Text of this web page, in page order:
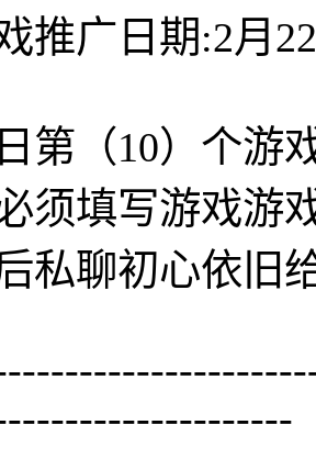
推广日期:2月
第（10）个游
须填写游戏游
私聊初心依旧